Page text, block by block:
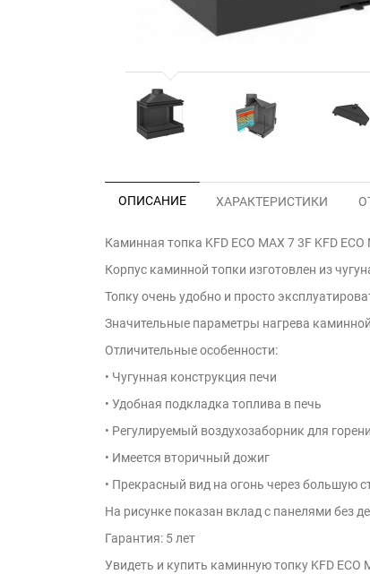
ОПИСАНИЕ ХАРАКТЕРИСТИКИ
Каминная топка KFD ECO MAX 7 3F KFD
Корпус каминной топки изготовлен из
Топку очень удобно и просто
Значительные параметры нагрева
Отличительные особенности:
• Чугунная конструкция печи
• Удобная подкладка топлива в печь
• Регулируемый воздухозаборник для
• Имеется вторичный дожиг
• Прекрасный вид на огонь через большую
На рисунке показан вклад с панелями без
Гарантия: 5 лет
Увидеть и купить каминную топку KFD